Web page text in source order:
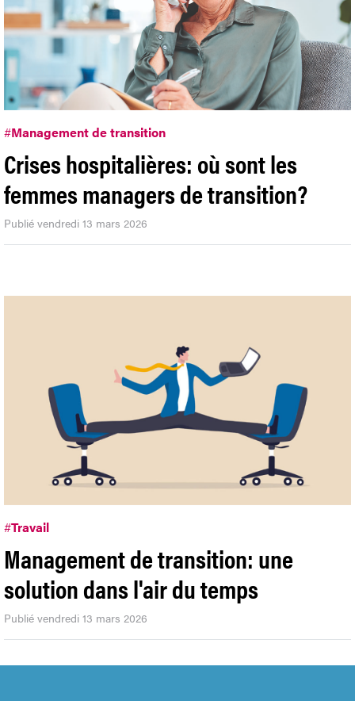
#Management de transition
Crises hospitalières: où sont les
femmes managers de transition?
Publié vendredi 13 mars 2026
#Travail
Management de transition: une
solution dans l'air du temps
Publié vendredi 13 mars 2026